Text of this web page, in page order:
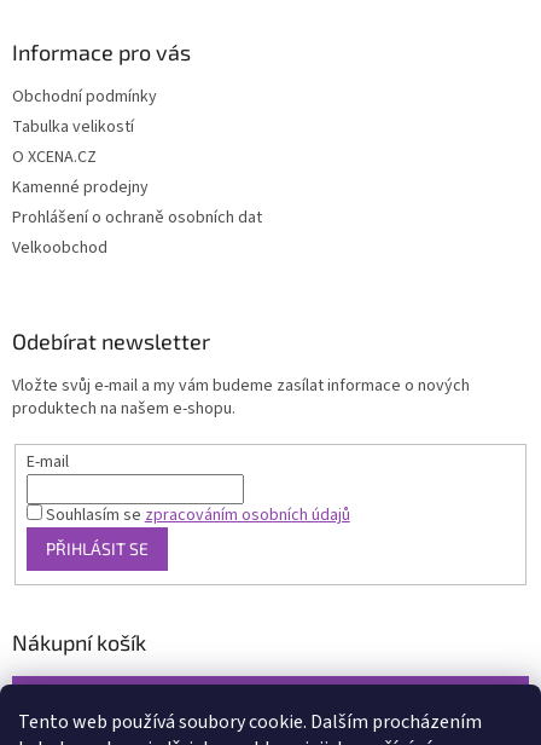
Tento web používá soubory cookie. Dalším procházením
Informace pro vás
Obchodní podmínky
Tabulka velikostí
O XCENA.CZ
Kamenné prodejny
Prohlášení o ochraně osobních dat
Velkoobchod
Odebírat newsletter
Vložte svůj e-mail a my vám budeme zasílat informace o nových
produktech na našem e-shopu.
E-mail
Souhlasím sezpracováním osobních údajů
PŘIHLÁSIT SE
Nákupní košík